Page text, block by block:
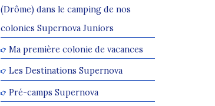
(Drôme) dans le camping de nos
colonies Supernova Juniors
Ma première colonie de vacances
Les Destinations Supernova
Pré-camps Supernova